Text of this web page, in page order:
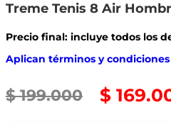
Treme Tenis 8 Air
Precio final: incluye todos los
Aplican términos y condiciones
$ 199.000 $ 169.